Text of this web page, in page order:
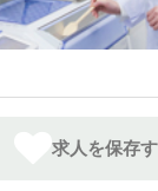
求人を保存